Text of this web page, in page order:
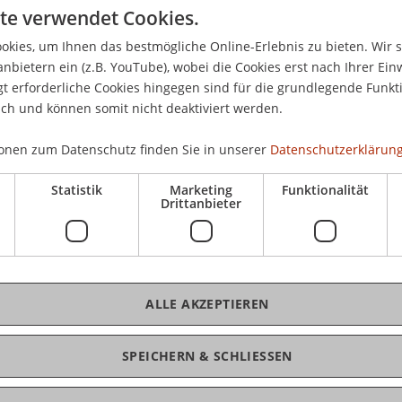
und Innovations- sowie
Dentalunternehmens konnte die
auch viele Eindrücke aus dem
Kaffeebar-Besuch mitnehmen. Begleitet wurde
und Marie Scheuffele (beide von der
laufenden
einer neuartigen Programat-
«Vorlesungstag» bei Ivoclar für die
in die internen Innovationsaktivitäten des
gesamten Weg von der Entstehung der Idee
des neuen Konzeptes bis hin zum
auf und wurden nicht müde, die
zu beantworten.
verwendet Cookies.
um Ihnen das bestmögliche Online-Erlebnis zu bieten. Wir
ein (z.B. YouTube), wobei die Cookies erst nach Ihrer
erforderliche Cookies hingegen sind für die grundlegende
und können somit nicht deaktiviert werden.
zum Datenschutz finden Sie in unserer
Statistik Marketing
Drittanbieter
Funktionalität
SPEICHERN & SCHLIESSEN
ALLE AKZEPTIEREN